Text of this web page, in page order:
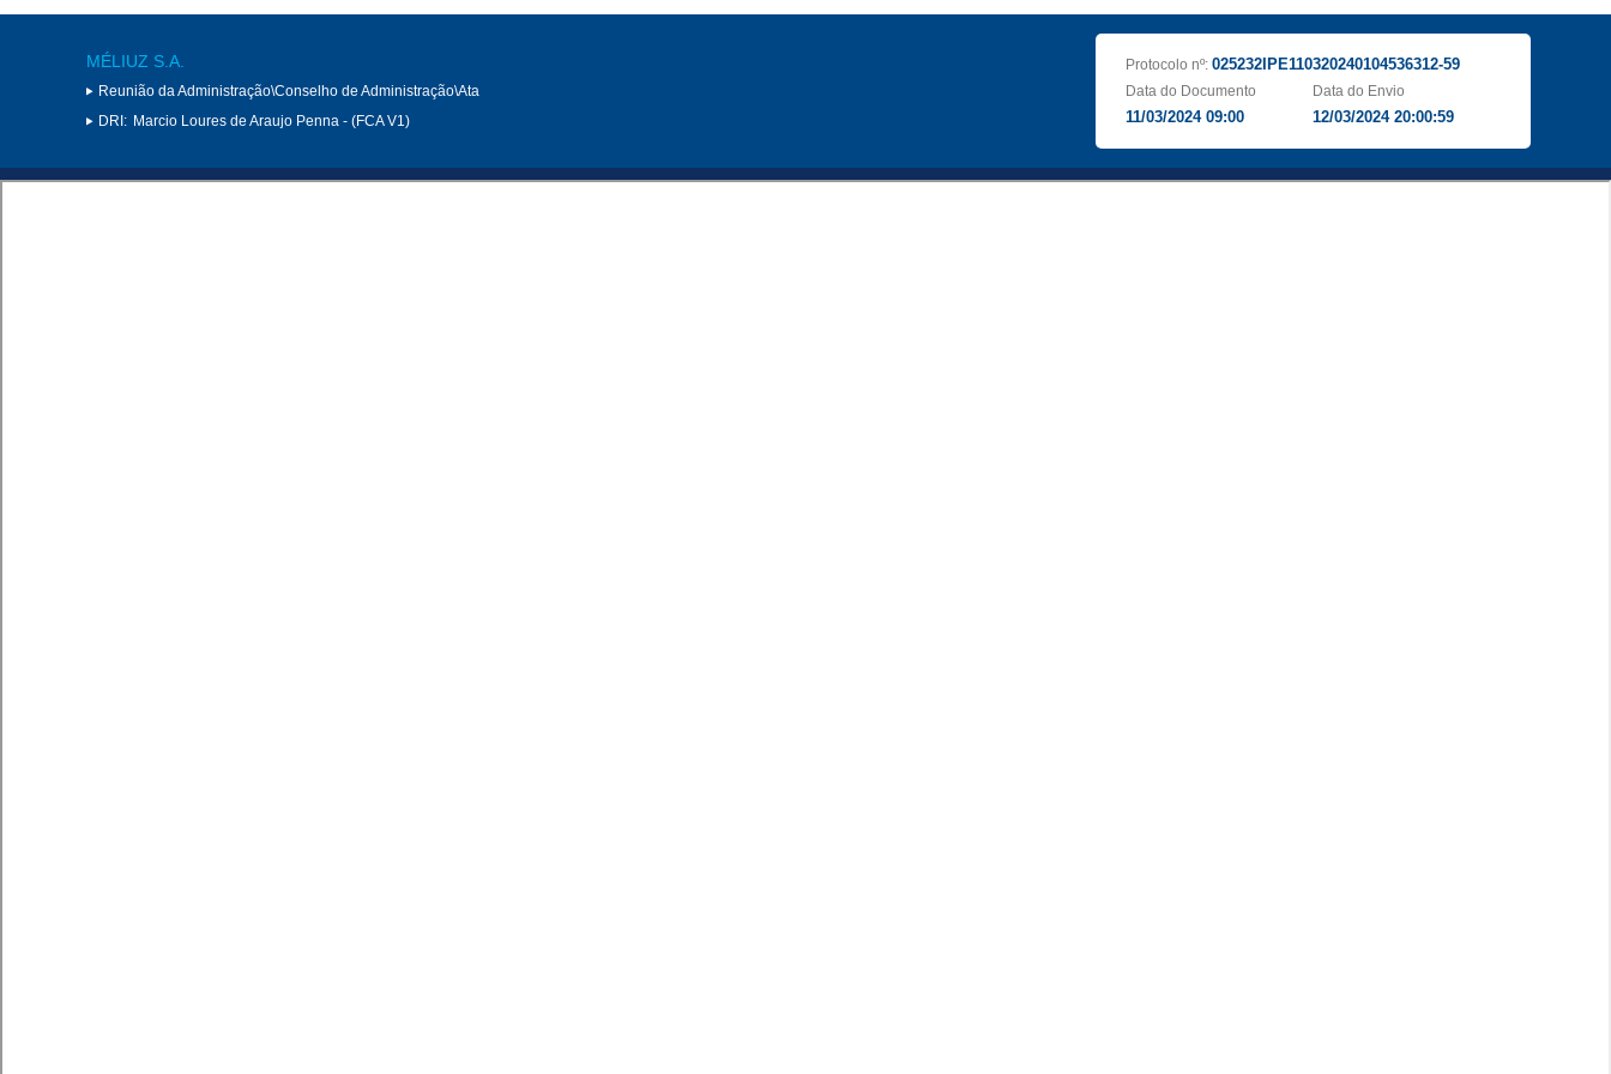
MÉLIUZ S.A.
Reunião da Administração\Conselho de Administração\Ata
DRI: Marcio Loures de Araujo Penna - (FCA V1)
Protocolo nº: 025232IPE110320240104536312-59
Data do Documento
11/03/2024 09:00
Data do Envio
12/03/2024 20:00:59